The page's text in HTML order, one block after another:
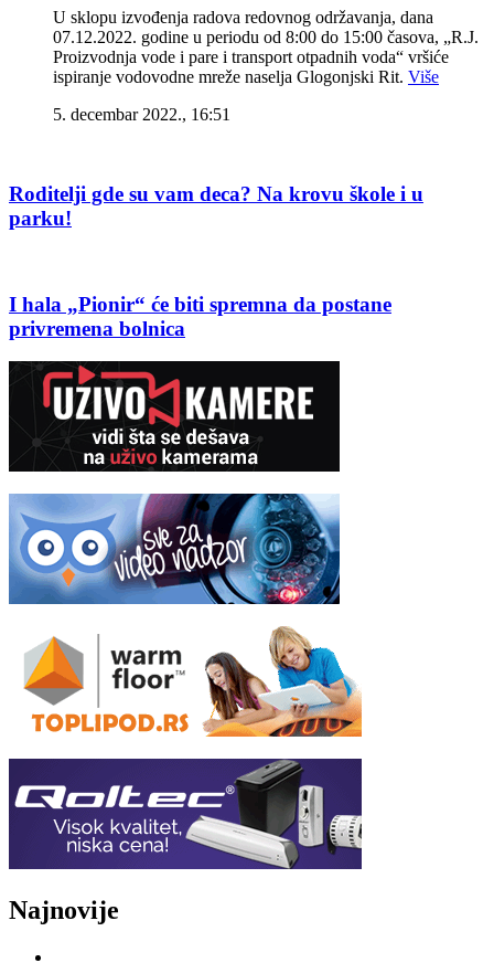
U sklopu izvođenja radova redovnog održavanja, dana
07.12.2022. godine u periodu od 8:00 do 15:00 časova, „R.J.
Proizvodnja vode i pare i transport otpadnih voda“ vršiće
ispiranje vodovodne mreže naselja Glogonjski Rit. Više
5. decembar 2022., 16:51
Roditelji gde su vam deca? Na krovu škole i u
parku!
I hala „Pionir“ će biti spremna da postane
privremena bolnica
Najnovije